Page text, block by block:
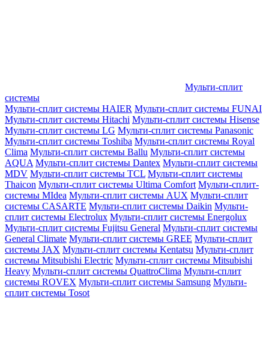
Мульти-сплит
системы
Мульти-сплит системы HAIER Мульти-сплит системы FUNAI
Мульти-сплит системы Hitachi Мульти-сплит системы Hisense
Мульти-сплит системы LG Мульти-сплит системы Panasonic
Мульти-сплит системы Toshiba Мульти-сплит системы Royal
Clima Мульти-сплит системы Ballu Мульти-сплит системы
AQUA Мульти-сплит системы Dantex Мульти-сплит системы
MDV Мульти-сплит системы TCL Мульти-сплит системы
Thaicon Мульти-сплит системы Ultima Comfort Мульти-сплит-
системы MIdea Мульти-сплит системы AUX Мульти-сплит
системы CASARTE Мульти-сплит системы Daikin Мульти-
сплит системы Electrolux Мульти-сплит системы Energolux
Мульти-сплит системы Fujitsu General Мульти-сплит системы
General Climate Мульти-сплит системы GREE Мульти-сплит
системы JAX Мульти-сплит системы Kentatsu Мульти-сплит
системы Mitsubishi Electric Мульти-сплит системы Mitsubishi
Heavy Мульти-сплит системы QuattroClima Мульти-сплит
системы ROVEX Мульти-сплит системы Samsung Мульти-
сплит системы Tosot